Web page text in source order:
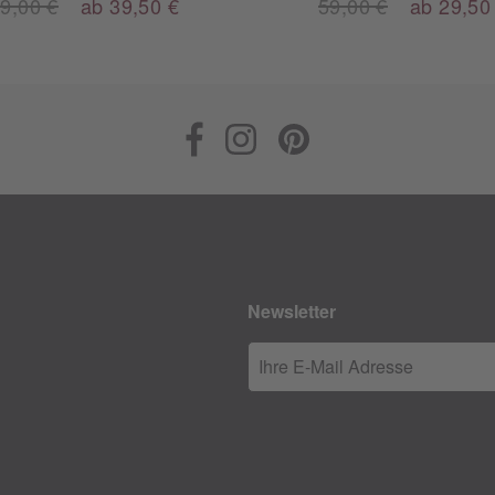
Newsletter
Ihre E-Mail Adresse